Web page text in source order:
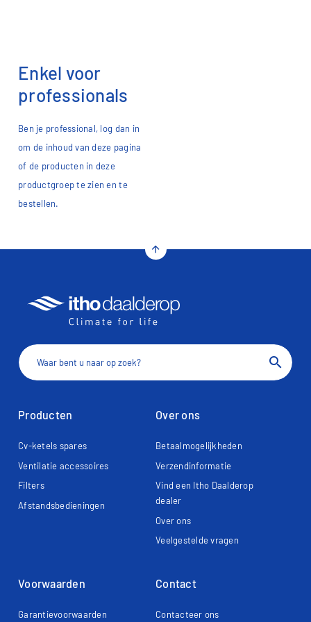
Enkel voor
professionals
Ben je professional, log dan in
om de inhoud van deze pagina
of de producten in deze
productgroep te zien en te
bestellen.​
arrow_upward
search
Producten
Cv-ketels spares
Ventilatie accessoires
Filters
Afstandsbedieningen
Over ons
Betaalmogelijkheden
Verzendinformatie
Vind een Itho Daalderop
dealer
Over ons
Veelgestelde vragen
Voorwaarden
Garantievoorwaarden
Contact
Contacteer ons